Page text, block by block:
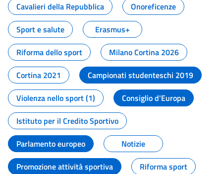
Cavalieri della Repubblica
Onoreficenze
Sport e salute
Erasmus+
Riforma dello sport
Milano Cortina 2026
Cortina 2021
Campionati studenteschi 2019
Violenza nello sport (1)
Consiglio d'Europa
Istituto per il Credito Sportivo
Parlamento europeo
Notizie
Promozione attività sportiva
Riforma sport